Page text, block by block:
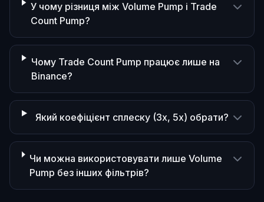
У чому різниця між Volume Pump і Trade
Count Pump?
Чому Trade Count Pump працює лише на
Binance?
Який коефіцієнт сплеску (3x, 5x) обрати?
Чи можна використовувати лише Volume
Pump без інших фільтрів?